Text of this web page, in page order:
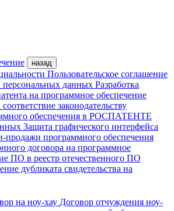
назад
Пользовательское соглашение
персональных данных Разработка
на программное обеспечение
законодательству
обеспечения в РОСПАТЕНТЕ
Защита графического интерфейса
продажи программного обеспечения
договора на программное
ПО в реестр отечественного ПО
дубликата свидетельства на
на ноу-хау Договор отчуждения ноу-